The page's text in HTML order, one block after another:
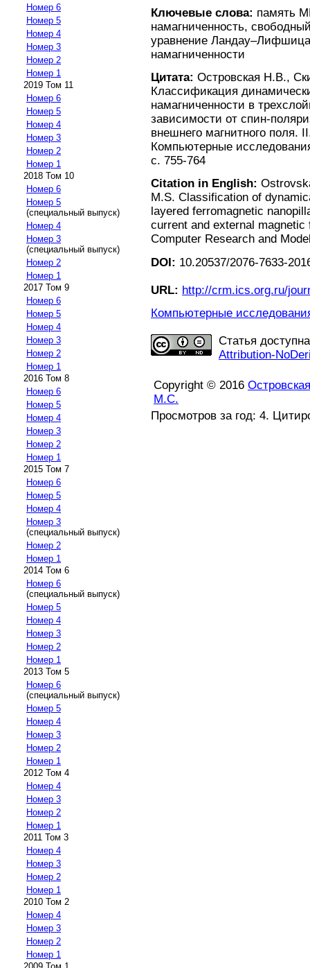
Номер 6
Номер 5
Номер 4
Номер 3
Номер 2
Номер 1
2019 Том 11
Номер 6
Номер 5
Номер 4
Номер 3
Номер 2
Номер 1
2018 Том 10
Номер 6
Номер 5
(специальный выпуск)
Номер 4
Номер 3
(специальный выпуск)
Номер 2
Номер 1
2017 Том 9
Номер 6
Номер 5
Номер 4
Номер 3
Номер 2
Номер 1
2016 Том 8
Номер 6
Номер 5
Номер 4
Номер 3
Номер 2
Номер 1
2015 Том 7
Номер 6
Номер 5
Номер 4
Номер 3
(специальный выпуск)
Номер 2
Номер 1
2014 Том 6
Номер 6
(специальный выпуск)
Номер 5
Номер 4
Номер 3
Номер 2
Номер 1
2013 Том 5
Номер 6
(специальный выпуск)
Номер 5
Номер 4
Номер 3
Номер 2
Номер 1
2012 Том 4
Номер 4
Номер 3
Номер 2
Номер 1
2011 Том 3
Номер 4
Номер 3
Номер 2
Номер 1
2010 Том 2
Номер 4
Номер 3
Номер 2
Номер 1
Ключевые слова: память
намагниченность,
уравнение
намагниченности
Цитата: Островская Н.В.,
Классификация
намагниченности в
зависимости от спин-
внешнего магнитного поля.
Компьютерные
с. 755-764
Citation in English:
M.S. Classification of
layered ferromagnetic
current and external
Computer Research and
DOI: 10.20537/2076-7633-
URL: http://crm.ics.org.ru/
Компьютерные
Статья
Attribution-
Copyright © 2016
М.С.
Просмотров за год: 4.